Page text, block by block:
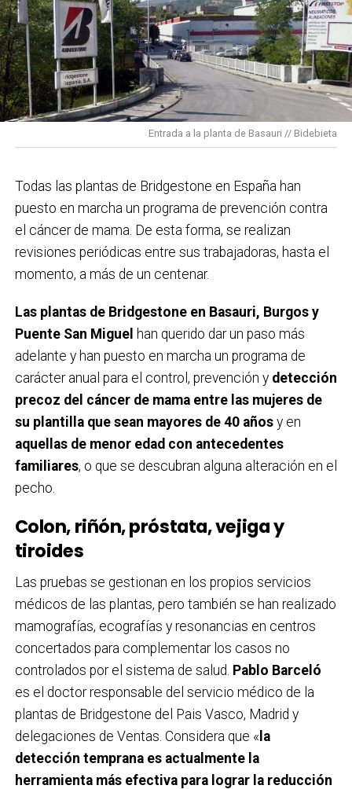
Entrada a la planta de Basauri // Bidebieta
Todas las plantas de Bridgestone en España han
puesto en marcha un programa de prevención contra
el cáncer de mama. De esta forma, se realizan
revisiones periódicas entre sus trabajadoras, hasta el
momento, a más de un centenar.
Las plantas de Bridgestone en Basauri, Burgos y
Puente San Miguel han querido dar un paso más
adelante y han puesto en marcha un programa de
carácter anual para el control, prevención y detección
precoz del cáncer de mama entre las mujeres de
su plantilla que sean mayores de 40 añosy en
aquellas de menor edad con antecedentes
familiares, o que se descubran alguna alteración en el
pecho.
Colon, riñón, próstata, vejiga y
tiroides
Las pruebas se gestionan en los propios servicios
médicos de las plantas, pero también se han realizado
mamografías, ecografías y resonancias en centros
concertados para complementar los casos no
controlados por el sistema de salud. Pablo Barceló
es el doctor responsable del servicio médico de la
plantas de Bridgestone del Pais Vasco, Madrid y
delegaciones de Ventas. Considera que « la
detección temprana es actualmente la
herramienta más efectiva para lograr la reducción